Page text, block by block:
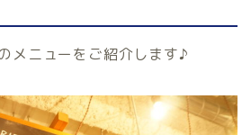
メニューをご紹介します♪